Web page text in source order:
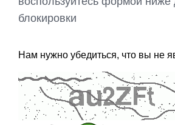
блокировки
Нам нужно убедиться, что вы не